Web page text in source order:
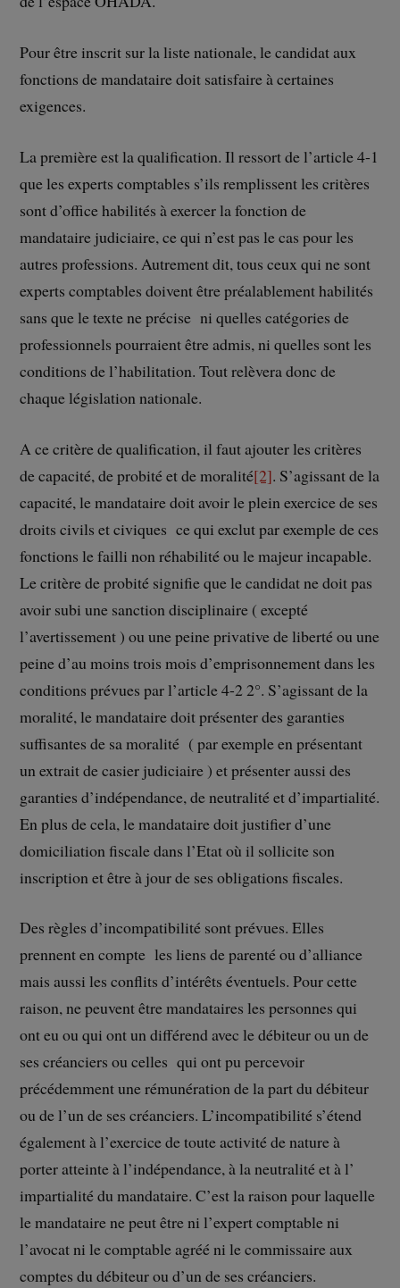
Pour être inscrit sur la liste nationale, le candidat aux
fonctions de mandataire doit satisfaire à certaines
exigences.
La première est la qualification. Il ressort de l’article 4-1
que les experts comptables s’ils remplissent les critères
sont d’office habilités à exercer la fonction de
mandataire judiciaire, ce qui n’est pas le cas pour les
autres professions. Autrement dit, tous ceux qui ne sont
experts comptables doivent être préalablement habilités
sans que le texte ne précise ni quelles catégories de
professionnels pourraient être admis, ni quelles sont les
conditions de l’habilitation. Tout relèvera donc de
chaque législation nationale.
A ce critère de qualification, il faut ajouter les critères
de capacité, de probité et de moralité[2]. S’agissant de la
capacité, le mandataire doit avoir le plein exercice de ses
droits civils et civiques ce qui exclut par exemple de ces
fonctions le failli non réhabilité ou le majeur incapable.
Le critère de probité signifie que le candidat ne doit pas
avoir subi une sanction disciplinaire ( excepté
l’avertissement ) ou une peine privative de liberté ou une
peine d’au moins trois mois d’emprisonnement dans les
conditions prévues par l’article 4-2 2°. S’agissant de la
moralité, le mandataire doit présenter des garanties
suffisantes de sa moralité ( par exemple en présentant
un extrait de casier judiciaire ) et présenter aussi des
garanties d’indépendance, de neutralité et d’impartialité.
En plus de cela, le mandataire doit justifier d’une
domiciliation fiscale dans l’Etat où il sollicite son
inscription et être à jour de ses obligations fiscales.
Des règles d’incompatibilité sont prévues. Elles
prennent en compte les liens de parenté ou d’alliance
mais aussi les conflits d’intérêts éventuels. Pour cette
raison, ne peuvent être mandataires les personnes qui
ont eu ou qui ont un différend avec le débiteur ou un de
ses créanciers ou celles qui ont pu percevoir
précédemment une rémunération de la part du débiteur
ou de l’un de ses créanciers. L’incompatibilité s’étend
également à l’exercice de toute activité de nature à
porter atteinte à l’indépendance, à la neutralité et à l’
impartialité du mandataire. C’est la raison pour laquelle
le mandataire ne peut être ni l’expert comptable ni
l’avocat ni le comptable agréé ni le commissaire aux
comptes du débiteur ou d’un de ses créanciers.